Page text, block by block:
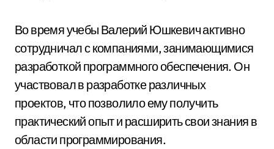
Во время учебы Валерий Юшкевич активно
сотрудничал с компаниями, занимающимися
разработкой программного обеспечения. Он
участвовал в разработке различных
проектов, что позволило ему получить
практический опыт и расширить свои знания в
области программирования.